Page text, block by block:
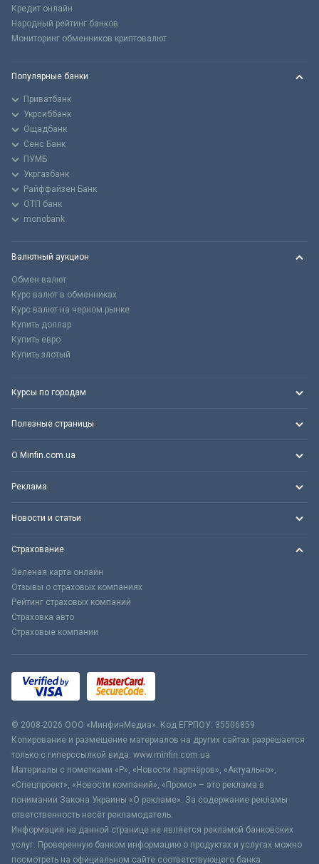
Кредит онлайн
Народный рейтинг банков
Мониторинг обменников криптовалют
Популярные банки
Приватбанк
Укрсиббанк
Ощадбанк
Сенс Банк
ПУМБ
Укргазбанк
Райффайзен Банк
ОТП банк
monobank
Валютный аукцион
Обмен валют
Курс валют в обменниках
Курс валют на черном рынке
Купить доллар
Купить евро
Купить злотый
Курсы по городам
Полезные страницы
О Minfin.com.ua
Реклама
Новости и статьи
Страхование
Зеленая карта онлайн
Отзывы о страховых компаниях
Рейтинг страховых компаний
Страховка авто
Страховые компании
© 2008-2026 ООО «МинфинМедиа». Код ЕГРПОУ: 35506859
Копирование и размещение материалов на других сайтах разрешается
только с гиперссылкой вида: www.minfin.com.ua
Материалы с пометками «Р», «Новости партнёров», «Актуально»,
«Спецпроект», «Новости компаний», «Промо» – это реклама в
понимании Закона Украины «О рекламе». За содержание рекламы
ответственность несёт рекламодатель.
Информация на данной странице не является рекламой банковских
услуг. Проверенную банком информацию о продуктах и услугах можно
посмотреть на официальном сайте соответствующего банка.